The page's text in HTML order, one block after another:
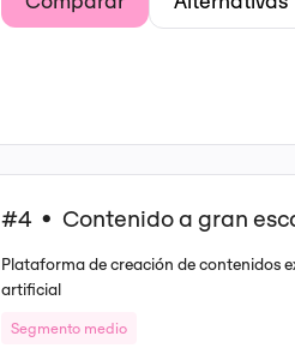
#4 • Contenido a gran
Plataforma de creación de contenidos
artificial
Segmento medio